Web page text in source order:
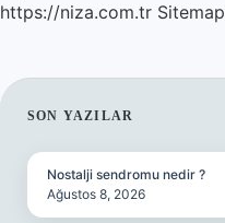
https://niza.com.tr Sitemap
SIDEBAR
SON YAZILAR
Nostalji sendromu nedir ?
Ağustos 8, 2026